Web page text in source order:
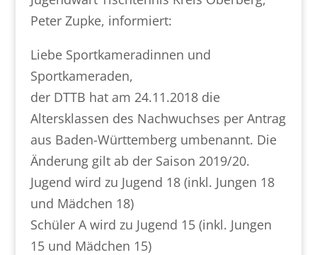
Peter Zupke, informiert:
Liebe Sportkameradinnen und
Sportkameraden,
der DTTB hat am 24.11.2018 die
Altersklassen des Nachwuchses per Antrag
aus Baden-Württemberg umbenannt. Die
Änderung gilt ab der Saison 2019/20.
Jugend wird zu Jugend 18 (inkl. Jungen 18
und Mädchen 18)
Schüler A wird zu Jugend 15 (inkl. Jungen
15 und Mädchen 15)